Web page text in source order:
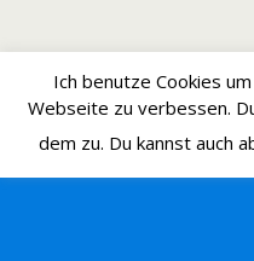
Ich benutze Cookies
Webseite zu verbessen.
dem zu. Du kannst auch